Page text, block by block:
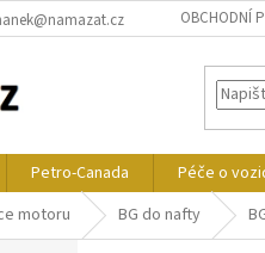
OBCHODNÍ
Petro-Canada Péče o
motoru BG do nafty